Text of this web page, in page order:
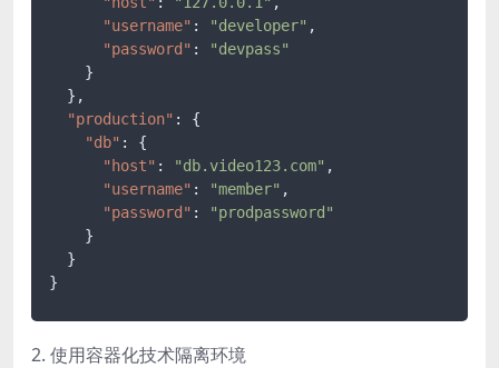
"username" : "developer" ,
"password" :
"devpass"
}
} ,
"production" :
{
"db" :
{
"host" : "db.video123.com" ,
"username" : "member" ,
"password" :
"prodpassword"
}
}
}
2. 使用容器化技术隔离环境